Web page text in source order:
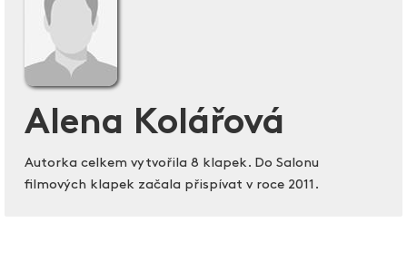
Alena Kolářová
Autorka celkem vytvořila 8 klapek. Do Salonu
filmových klapek začala přispívat v roce 2011.